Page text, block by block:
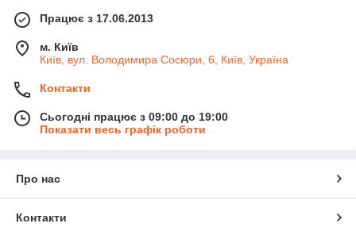
Працює з 17.06.2013
м. Київ
Київ, вул. Володимира Сосюри, 6, Київ, Україна
Контакти
Сьогодні працює з 09:00 до 19:00
Показати весь графік роботи
Про нас
Контакти